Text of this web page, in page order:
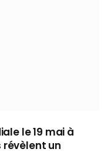
le 19 mai à
révèlent un